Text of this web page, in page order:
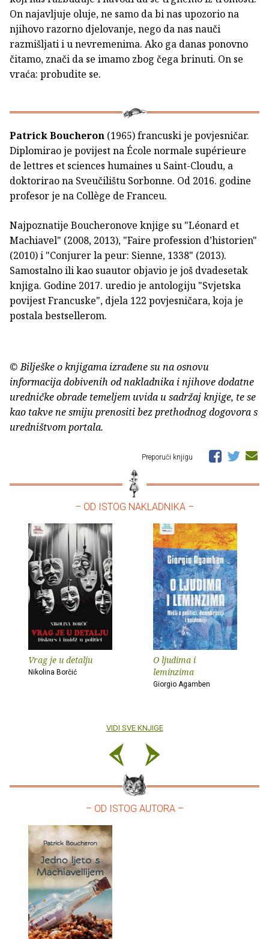
On najavljuje oluje, ne samo da bi nas upozorio na
njihovo razorno djelovanje, nego da nas nauči
razmišljati i u nevremenima. Ako ga danas ponovno
čitamo, znači da se imamo zbog čega brinuti. On se
vraća: probudite se.
Patrick Boucheron (1965) francuski je povjesničar.
Diplomirao je povijest na École normale supérieure
de lettres et sciences humaines u Saint-Cloudu, a
doktorirao na Sveučilištu Sorbonne. Od 2016. godine
profesor je na Collège de Franceu.
Najpoznatije Boucheronove knjige su "Léonard et
Machiavel" (2008, 2013), "Faire profession d’historien"
(2010) i "Conjurer la peur: Sienne, 1338" (2013).
Samostalno ili kao suautor objavio je još dvadesetak
knjiga. Godine 2017. uredio je antologiju "Svjetska
povijest Francuske", djela 122 povjesničara, koja je
postala bestsellerom.
© Bilješke o knjigama izrađene su na osnovu
informacija dobivenih od nakladnika i njihove dodatne
uredničke obrade temeljem uvida u sadržaj knjige, te se
kao takve ne smiju prenositi bez prethodnog dogovora s
uredništvom portala.
Preporuči knjigu
– OD ISTOG NAKLADNIKA –
Vrag je u detalju
Nikolina Borčić
O ljudima i
leminzima
Giorgio Agamben
VIDI SVE KNJIGE
– OD ISTOG AUTORA –